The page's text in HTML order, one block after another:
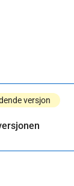
versjon